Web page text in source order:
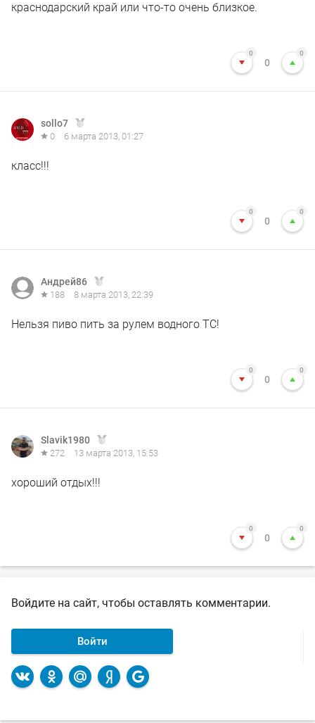
краснодарский край или что-то очень близкое.
0
0
0
sollo7
0 6 марта 2013, 01:27
класс!!!
0
0
0
Андрей86
188 8 марта 2013, 22:39
Нельзя пиво пить за рулем водного ТС!
0
0
0
Slavik1980
272 13 марта 2013, 15:53
хороший отдых!!!
0
0
0
Войдите на сайт, чтобы оставлять комментарии.
Войти